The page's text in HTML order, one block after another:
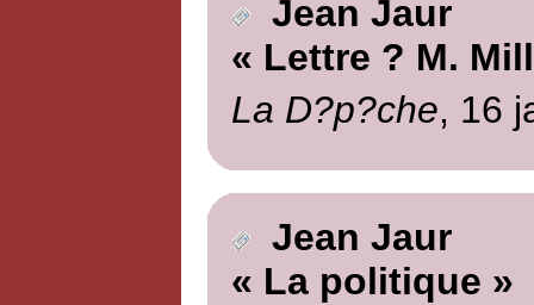
Jean Jaur
« Lettre ? M.
La D?p?che, 16
Jean Jaur
« La politique »